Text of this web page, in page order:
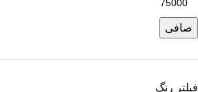
صافی
فیلتر رنگ